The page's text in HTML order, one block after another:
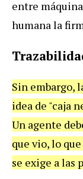
entre
humana la
Sin embargo,
idea de "caja
Un agente
que vio, lo
se exige a las